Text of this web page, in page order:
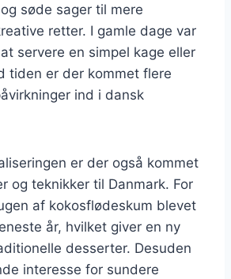
søde sager til mere
retter. I gamle dage var
servere en simpel kage eller
tiden er der kommet flere
ind i dansk
er der også kommet
og teknikker til Danmark. For
af kokosflødeskum blevet
år, hvilket giver en ny
desserter. Desuden
interesse for sundere